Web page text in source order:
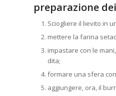
preparazione
Sciogliere il lievito in
mettere la farina
impastare con le
dita;
formare una sfera
aggiungere, ora, il